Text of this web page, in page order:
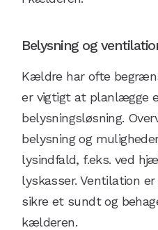
Belysning og
Kældre har ofte
er vigtigt at planlægge
belysningsløsning.
belysning og
lysindfald, f.eks. ved
lyskasser. Ventilation
sikre et sundt og
kælderen.